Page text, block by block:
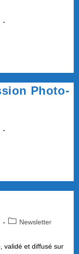
Photo-
PostNewsletter
validé et diffusé sur